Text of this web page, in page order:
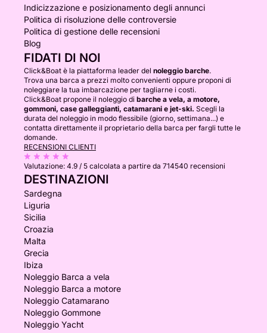
Indicizzazione e posizionamento degli annunci
Politica di risoluzione delle controversie
Politica di gestione delle recensioni
Blog
FIDATI DI NOI
Click&Boat è la piattaforma leader del noleggio barche.
Trova una barca a prezzi molto convenienti oppure proponi di
noleggiare la tua imbarcazione per tagliarne i costi.
Click&Boat propone il noleggio di barche a vela, a motore,
gommoni, case galleggianti, catamarani e jet-ski. Scegli la
durata del noleggio in modo flessibile (giorno, settimana...) e
contatta direttamente il proprietario della barca per fargli tutte le
domande.
RECENSIONI CLIENTI
Valutazione: 4.9 / 5 calcolata a partire da 714540 recensioni
DESTINAZIONI
Sardegna
Liguria
Sicilia
Croazia
Malta
Grecia
Ibiza
Noleggio Barca a vela
Noleggio Barca a motore
Noleggio Catamarano
Noleggio Gommone
Noleggio Yacht